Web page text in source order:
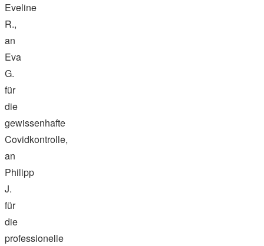
Eveline
R.,
an
Eva
G.
für
die
gewissenhafte
Covidkontrolle,
an
Philipp
J.
für
die
professionelle